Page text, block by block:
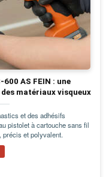
AS FEIN : une
matériaux visqueux
et des adhésifs
pistolet à cartouche sans fil
et polyvalent.